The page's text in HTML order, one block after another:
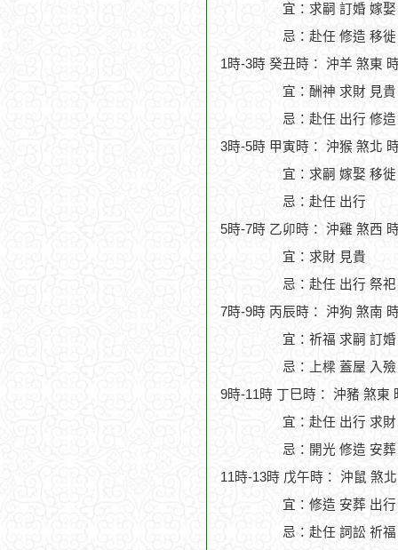
宜：求嗣 訂婚 嫁
忌：赴任 修造 移
1時-3時 癸丑時： 沖羊 煞東
宜：酬神 求財 見
忌：赴任 出行 修
3時-5時 甲寅時： 沖猴 煞北
宜：求嗣 嫁娶 移
忌：赴任 出行
5時-7時 乙卯時： 沖雞 煞西
宜：求財 見貴
忌：赴任 出行 祭
7時-9時 丙辰時： 沖狗 煞南
宜：祈福 求嗣 訂
忌：上樑 蓋屋 入
9時-11時 丁巳時： 沖豬 煞東
宜：赴任 出行 求
忌：開光 修造 安葬
11時-13時 戊午時： 沖鼠 煞
宜：修造 安葬 出
忌：赴任 詞訟 祈